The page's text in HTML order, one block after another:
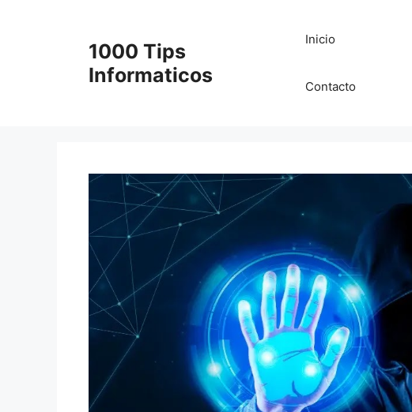
1000 Tips
Informaticos
Inicio
Contacto